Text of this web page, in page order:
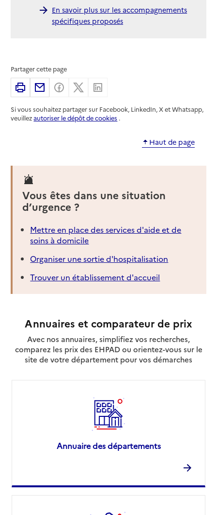
En savoir plus sur les accompagnements
spécifiques proposés
Partager cette page
ImprimerPartager par email
Partager sur Facebook
Partager sur X
Si vous souhaitez partager sur Facebook, LinkedIn, X et Whatsapp,
veuillezautoriser le dépôt de cookies .
Haut de page
Vous êtes dans une situation
d’urgence ?
Mettre en place des services d'aide et de
soins à domicile
Organiser une sortie d'hospitalisation
Trouver un établissement d'accueil
Annuaires et comparateur de prix
Avec nos annuaires, simplifiez vos recherches,
comparez les prix des EHPAD ou orientez-vous sur le
site de votre département pour vos démarches
Annuaire des départements